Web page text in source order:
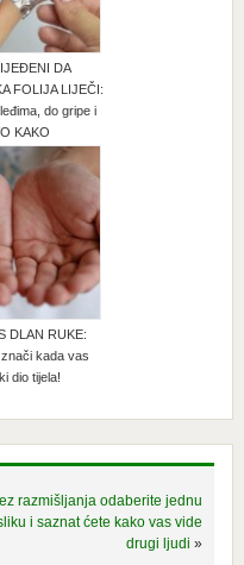
DA
FOLIJA LIJEČI:
do gripe i
KAKO
DLAN RUKE:
kada vas
dio tijela!
razmišljanja odaberite jednu
i saznat ćete kako vas vide
drugi ljudi »